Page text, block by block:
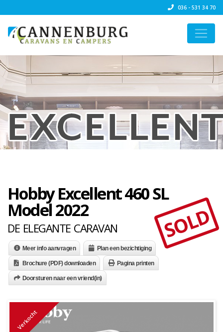
036 - 531 34 70
Hobby Excellent 460 SL
Model 2022
DE ELEGANTE CARAVAN SOLD
Meer info aanvragen Plan een bezichtiging
Brochure (PDF) downloaden Pagina printen
Doorsturen naar een vriend(in)
Verkocht